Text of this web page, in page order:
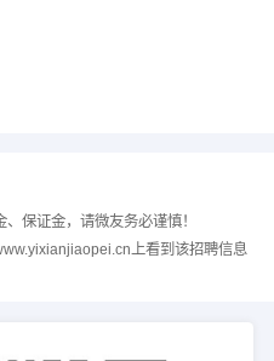
保证金，请微友务必谨慎！
上看到该招聘信息